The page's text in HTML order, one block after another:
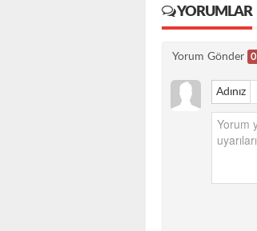
YORUMLAR
Yorum Gönder 0
Adınız